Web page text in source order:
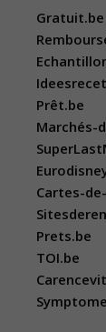
Gratuit.be
Prêt.be
Marchés-
Cartes-
Prets.be
TOI.be